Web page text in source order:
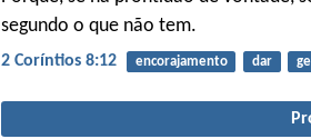
segundo o que não tem.
2 Coríntios 8:12 encorajamento dar